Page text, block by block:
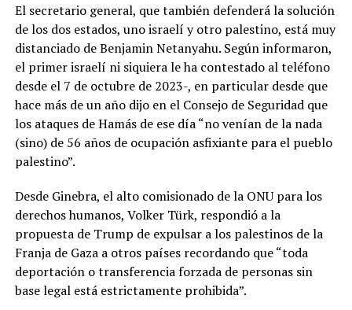
El secretario general, que también defenderá la solución
de los dos estados, uno israelí y otro palestino, está muy
distanciado de Benjamin Netanyahu. Según informaron,
el primer israelí ni siquiera le ha contestado al teléfono
desde el 7 de octubre de 2023-, en particular desde que
hace más de un año dijo en el Consejo de Seguridad que
los ataques de Hamás de ese día “no venían de la nada
(sino) de 56 años de ocupación asfixiante para el pueblo
palestino”.
Desde Ginebra, el alto comisionado de la ONU para los
derechos humanos, Volker Türk, respondió a la
propuesta de Trump de expulsar a los palestinos de la
Franja de Gaza a otros países recordando que “toda
deportación o transferencia forzada de personas sin
base legal está estrictamente prohibida”.